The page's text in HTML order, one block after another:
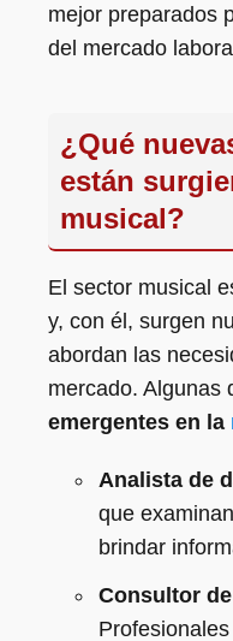
mejor preparados
del mercado
¿Qué
están
musical?
El sector musical
y, con él, surgen
abordan las
mercado. Algunas
emergentes en la
Analista de
que
brindar
Consultor